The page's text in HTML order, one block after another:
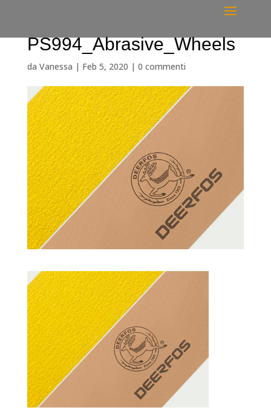
PS994_Abrasive_Wheels
da Vanessa | Feb 5, 2020 | 0 commenti